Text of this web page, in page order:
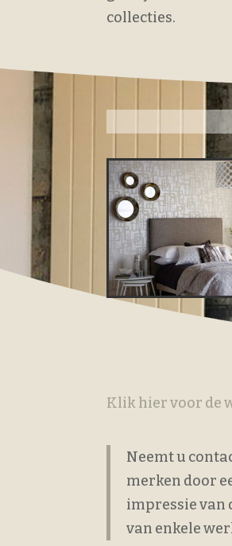
collecties.
Klik hier voor de
Neemt u
merken door
impressie van
van enkele